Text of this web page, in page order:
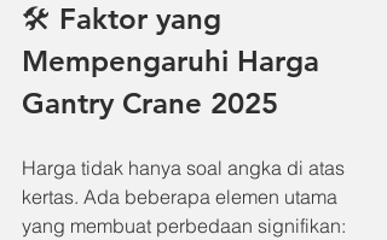
🛠️ Faktor yang
Mempengaruhi Harga
Gantry Crane 2025
Harga tidak hanya soal angka di atas
kertas. Ada beberapa elemen utama
yang membuat perbedaan signifikan: